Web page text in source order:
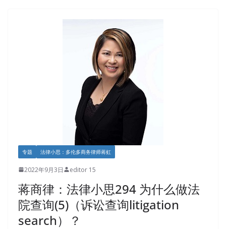
专题 法律小思：多伦多商务律师蒋虹
2022年9月3日 editor 15
蒋商律：法律小思294 为什么做法
院查询(5)（诉讼查询litigation
search）？